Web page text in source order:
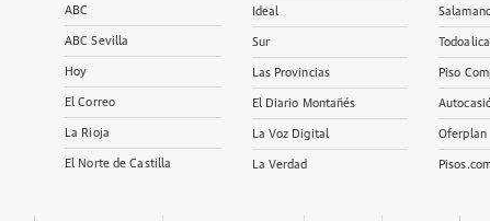
ABC
ABC Sevilla
Hoy
El Correo
La Rioja
El Norte de Castilla
Ideal
Sur
Las Provincias
El Diario Montañés
La Voz Digital
La Verdad
Piso
Oferplan